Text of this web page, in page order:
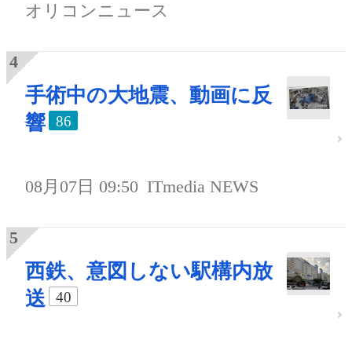
オリコンニュース
手術中の大地震、動画に反
響
86
08月07日 09:50 ITmedia NEWS
西鉄、意図しない駅構内放
送
40